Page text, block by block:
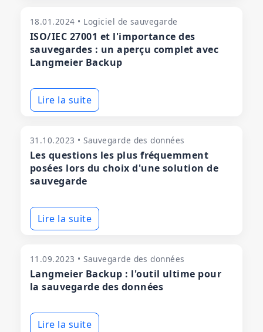
18.01.2024 • Logiciel de sauvegarde
ISO/IEC 27001 et l'importance des
sauvegardes : un aperçu complet avec
Langmeier Backup
Lire la suite
31.10.2023 • Sauvegarde des données
Les questions les plus fréquemment
posées lors du choix d'une solution de
sauvegarde
Lire la suite
11.09.2023 • Sauvegarde des données
Langmeier Backup : l'outil ultime pour
la sauvegarde des données
Lire la suite